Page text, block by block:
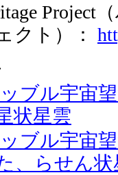
Project
クト）：
ブル宇宙
状星雲
ブル宇宙
、らせん